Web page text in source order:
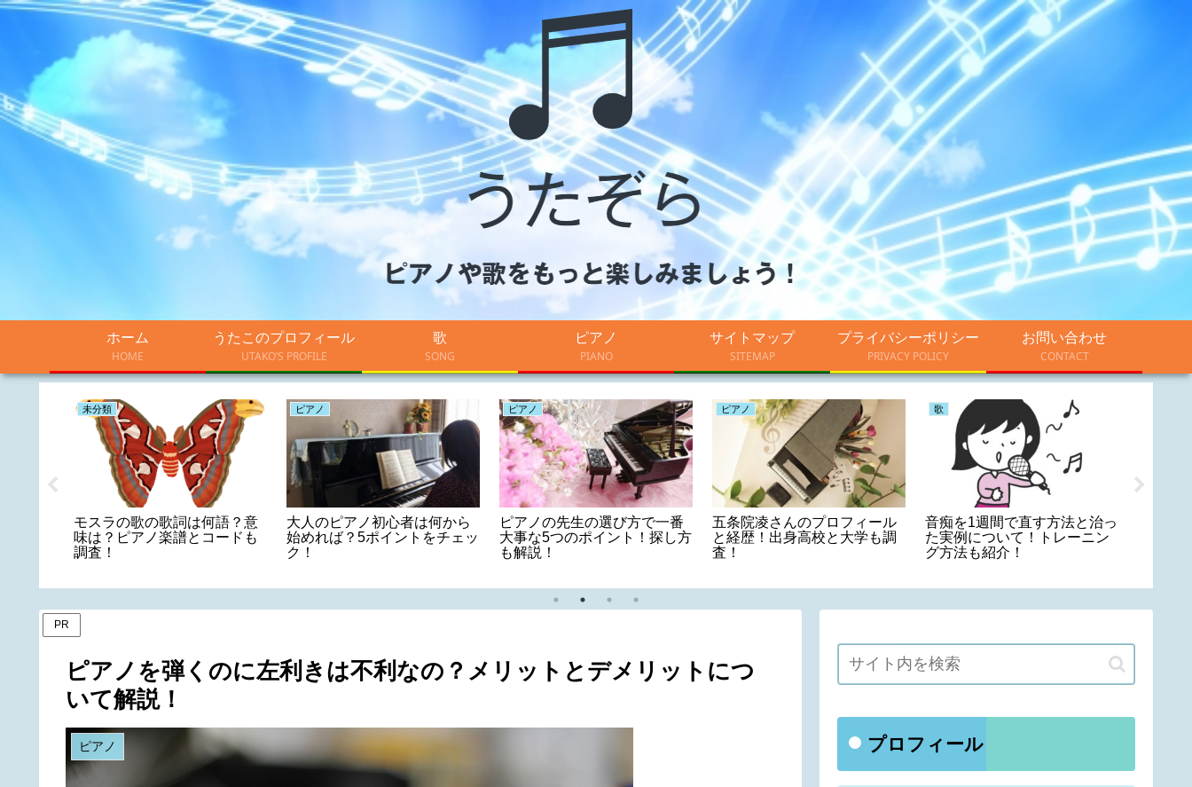
ホーム
HOME
うたこのプロフィール
UTAKO’S PROFILE
歌
SONG
ピアノ
PIANO
サイトマップ
SITEMAP
プライバシーポリシー
PRIVACY POLICY
お問い合わせ
CONTACT
未分類
モスラの歌の歌詞は何語？意
味は？ピアノ楽譜とコードも
調査！
ピアノ
大人のピアノ初心者は何から
始めれば？5ポイントをチェッ
ク！
ピアノ
ピアノの先生の選び方で一番
大事な5つのポイント！探し方
も解説！
ピアノ
五条院凌さんのプロフィール
と経歴！出身高校と大学も調
査！
歌
音痴を1週間で直す方法と治っ
た実例について！トレーニン
グ方法も紹介！
PR
ピアノを弾くのに左利きは不利なの？メリットとデメリットにつ
いて解説！
ピアノ プロフィール